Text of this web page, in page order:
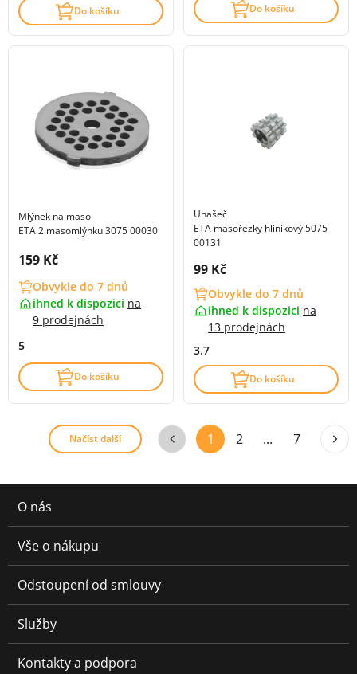
Do košíku Do košíku
Mlýnek na maso
ETA 2 masomlýnku 3075 00030
Cena s DPH:
159 Kč
Obvykle do 7 dnů
ihned k dispozici na
9 prodejnách
5
Do košíku
Unašeč
ETA masořezky hliníkový 5075
00131
Cena s DPH:
99 Kč
Obvykle do 7 dnů
ihned k dispozici na
13 prodejnách
3.7
Do košíku
Načíst další 1 2 ... 7
O nás
Vše o nákupu
Odstoupení od smlouvy
Služby
Kontakty a podpora